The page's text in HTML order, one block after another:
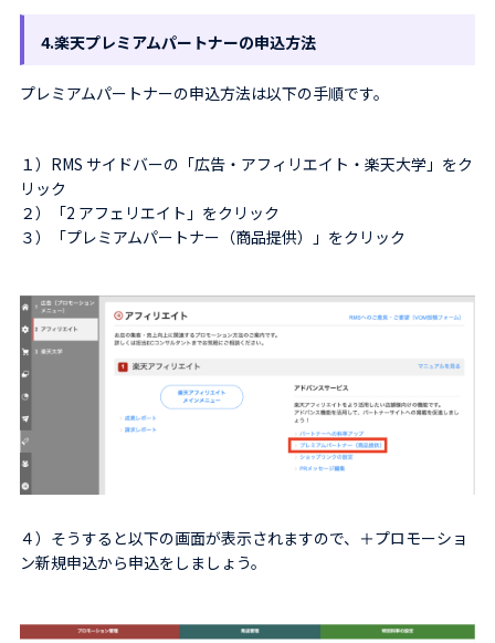
4.楽天プレミアムパートナーの申込方法
プレミアムパートナーの申込方法は以下の手順です。
１）RMS サイドバーの「広告・アフィリエイト・楽天大学」をク
リック
２）「2 アフェリエイト」をクリック
３）「プレミアムパートナー（商品提供）」をクリック
４）そうすると以下の画面が表示されますので、＋プロモーショ
ン新規申込から申込をしましょう。